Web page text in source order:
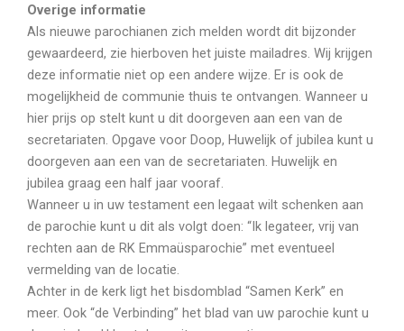
Overige informatie
Als nieuwe parochianen zich melden wordt dit bijzonder
gewaardeerd, zie hierboven het juiste mailadres. Wij krijgen
deze informatie niet op een andere wijze. Er is ook de
mogelijkheid de communie thuis te ontvangen. Wanneer u
hier prijs op stelt kunt u dit doorgeven aan een van de
secretariaten. Opgave voor Doop, Huwelijk of jubilea kunt u
doorgeven aan een van de secretariaten. Huwelijk en
jubilea graag een half jaar vooraf.
Wanneer u in uw testament een legaat wilt schenken aan
de parochie kunt u dit als volgt doen: “Ik legateer, vrij van
rechten aan de RK Emmaüsparochie” met eventueel
vermelding van de locatie.
Achter in de kerk ligt het bisdomblad “Samen Kerk” en
meer. Ook “de Verbinding” het blad van uw parochie kunt u